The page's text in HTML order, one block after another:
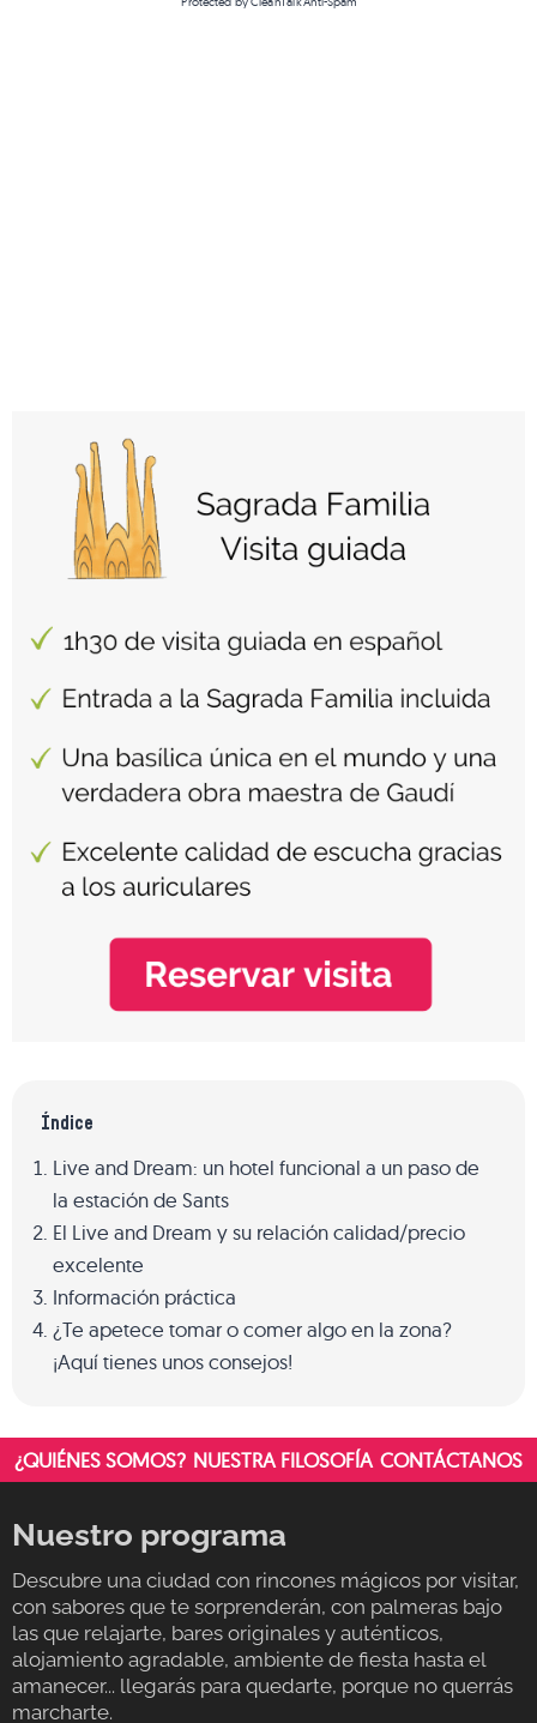
Índice
Live and Dream: un hotel funcional a un paso de
la estación de Sants
El Live and Dream y su relación calidad/precio
excelente
Información práctica
¿Te apetece tomar o comer algo en la zona?
¡Aquí tienes unos consejos!
¿QUIÉNES SOMOS? NUESTRA FILOSOFÍA CONTÁCTANOS
Nuestro programa
Descubre una ciudad con rincones mágicos por visitar,
con sabores que te sorprenderán, con palmeras bajo
las que relajarte, bares originales y auténticos,
alojamiento agradable, ambiente de fiesta hasta el
amanecer... llegarás para quedarte, porque no querrás
marcharte.